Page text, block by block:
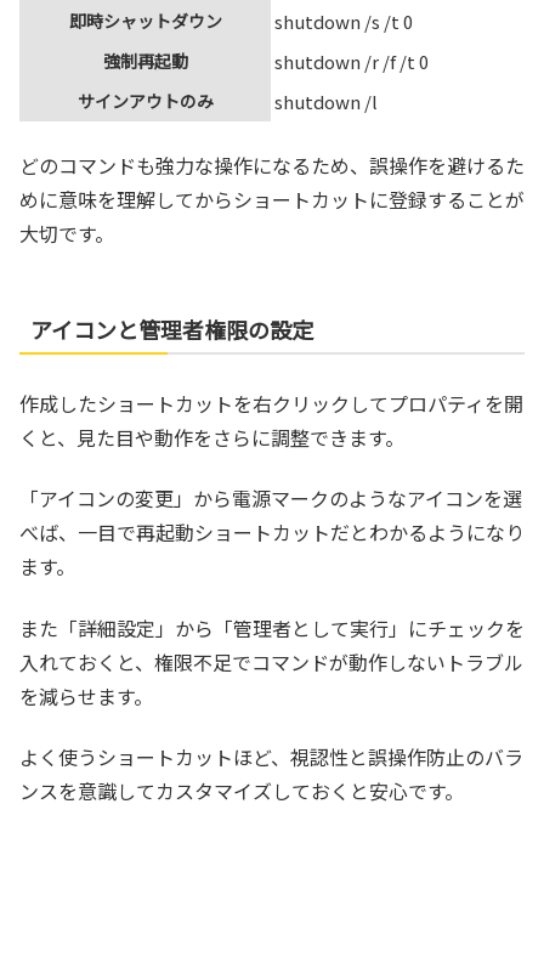
即時シャットダウン shutdown /s /t 0
強制再起動 shutdown /r /f /t 0
サインアウトのみ shutdown /l
どのコマンドも強力な操作になるため、誤操作を避けるた
めに意味を理解してからショートカットに登録することが
大切です。
アイコンと管理者権限の設定
作成したショートカットを右クリックしてプロパティを開
くと、見た目や動作をさらに調整できます。
「アイコンの変更」から電源マークのようなアイコンを選
べば、一目で再起動ショートカットだとわかるようになり
ます。
また「詳細設定」から「管理者として実行」にチェックを
入れておくと、権限不足でコマンドが動作しないトラブル
を減らせます。
よく使うショートカットほど、視認性と誤操作防止のバラ
ンスを意識してカスタマイズしておくと安心です。